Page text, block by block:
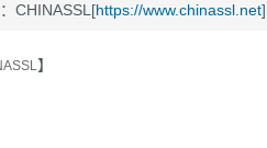
CHINASSL[https://www.chinassl.net]
】